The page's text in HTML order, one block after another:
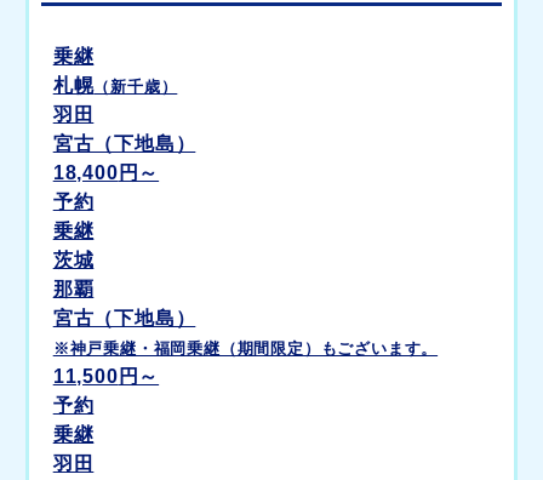
乗継
札幌（新千歳）
羽田
宮古（下地島）
18,400 円～
予約
乗継
茨城
那覇
宮古（下地島）
※神戸乗継・福岡乗継（期間限定）もございます。
11,500 円～
予約
乗継
羽田